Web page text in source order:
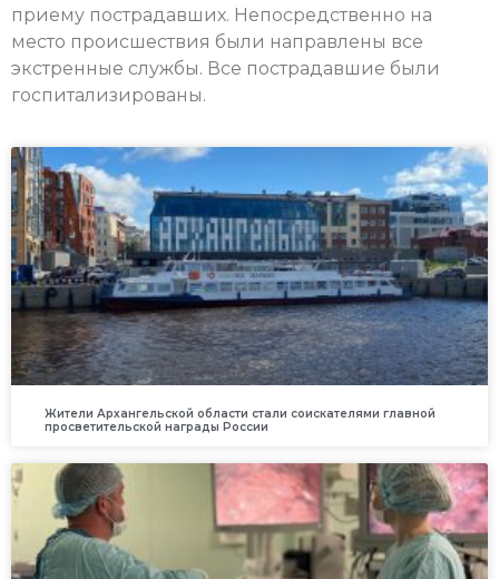
приему пострадавших. Непосредственно на
место происшествия были направлены все
экстренные службы. Все пострадавшие были
госпитализированы.
Жители Архангельской области стали соискателями главной
просветительской награды России